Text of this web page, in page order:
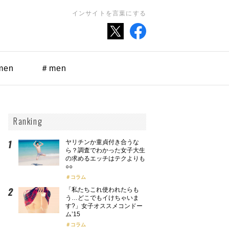
インサイトを言葉にする
＃men
Ranking
ヤリチンか童貞付き合うな
ら？調査でわかった女子大生
の求めるエッチはテクよりも
○○
コラム
「私たちこれ使われたらも
う…どこでもイけちゃいま
す?」女子オススメコンドー
ム’15
コラム